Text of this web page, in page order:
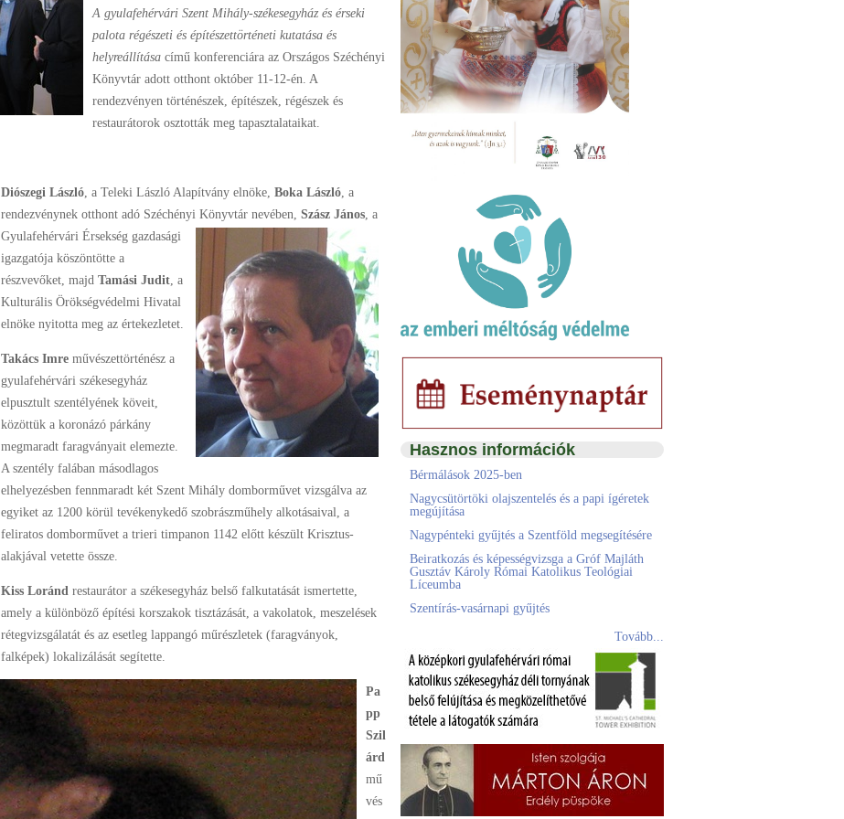
A gyulafehérvári Szent Mihály-székesegyház és érseki
palota régészeti és építészettörténeti kutatása és
helyreállítása című konferenciára az Országos Széchényi
Könyvtár adott otthont október 11-12-én. A
rendezvényen történészek, építészek, régészek és
restaurátorok osztották meg tapasztalataikat.
Diószegi László, a Teleki László Alapítvány elnöke, Boka László, a
rendezvénynek otthont adó Széchényi Könyvtár nevében, Szász János, a
Gyulafehérvári Érsekség gazdasági
igazgatója köszöntötte a
részvevőket, majd Tamási Judit, a
Kulturális Örökségvédelmi Hivatal
elnöke nyitotta meg az értekezletet.
Takács Imre művészettörténész a
gyulafehérvári székesegyház
elpusztult szentélyének köveit,
közöttük a koronázó párkány
megmaradt faragványait elemezte.
A szentély falában másodlagos
elhelyezésben fennmaradt két Szent Mihály domborművet vizsgálva az
egyiket az 1200 körül tevékenykedő szobrászműhely alkotásaival, a
feliratos domborművet a trieri timpanon 1142 előtt készült Krisztus-
alakjával vetette össze.
Kiss Loránd restaurátor a székesegyház belső falkutatását ismertette,
amely a különböző építési korszakok tisztázását, a vakolatok, meszelések
rétegvizsgálatát és az esetleg lappangó műrészletek (faragványok,
falképek) lokalizálását segítette.
Pa
pp
Szil
árd
mű
vés
Hasznos információk
Bérmálások 2025-ben
Nagycsütörtöki olajszentelés és a papi ígéretek
megújítása
Nagypénteki gyűjtés a Szentföld megsegítésére
Beiratkozás és képességvizsga a Gróf Majláth
Gusztáv Károly Római Katolikus Teológiai
Líceumba
Szentírás-vasárnapi gyűjtés
Tovább...